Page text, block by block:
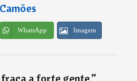
Camões
WhatsApp Imagem